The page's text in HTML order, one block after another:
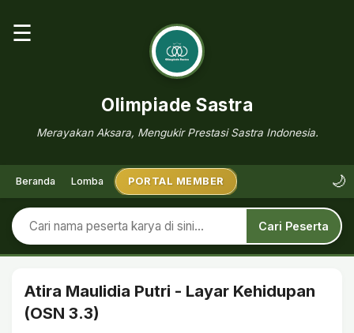
☰
Olimpiade Sastra
Merayakan Aksara, Mengukir Prestasi Sastra Indonesia.
Beranda Lomba PORTAL MEMBER 🌙
Cari Peserta
Atira Maulidia Putri - Layar Kehidupan
(OSN 3.3)